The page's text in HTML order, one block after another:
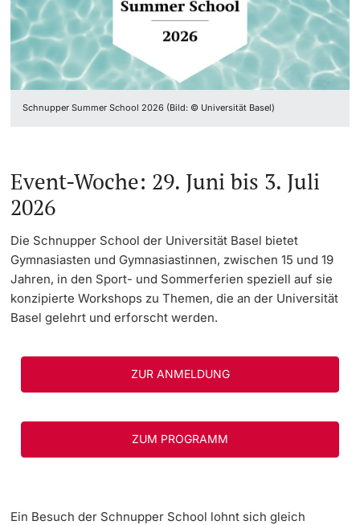
Doktorierende
weitere Informationen
Weiterbildung
Universität
Innovation
Fakultäten & Departemente
Netzwerke & Partnerschaften
Universitätsbibliothek Basel
Museen & Sammlungen
Botanischer Garten
Nebentätigkeiten & Interessenbindungen
Jobs & Karriere
Immobilien & Bauprojekte
Rechtserlasse
Fundraising
Merchandise
KI-Initiative
Schnupper Summer School 2026 (Bild: © Universität Basel)
Event-Woche: 29. Juni bis 3. Juli
2026
Die Schnupper School der Universität Basel bietet
Gymnasiasten und Gymnasiastinnen, zwischen 15 und 19
Jahren, in den Sport- und Sommerferien speziell auf sie
konzipierte Workshops zu Themen, die an der Universität
Basel gelehrt und erforscht werden.
ZUR ANMELDUNG
ZUM PROGRAMM
Ein Besuch der Schnupper School lohnt sich gleich